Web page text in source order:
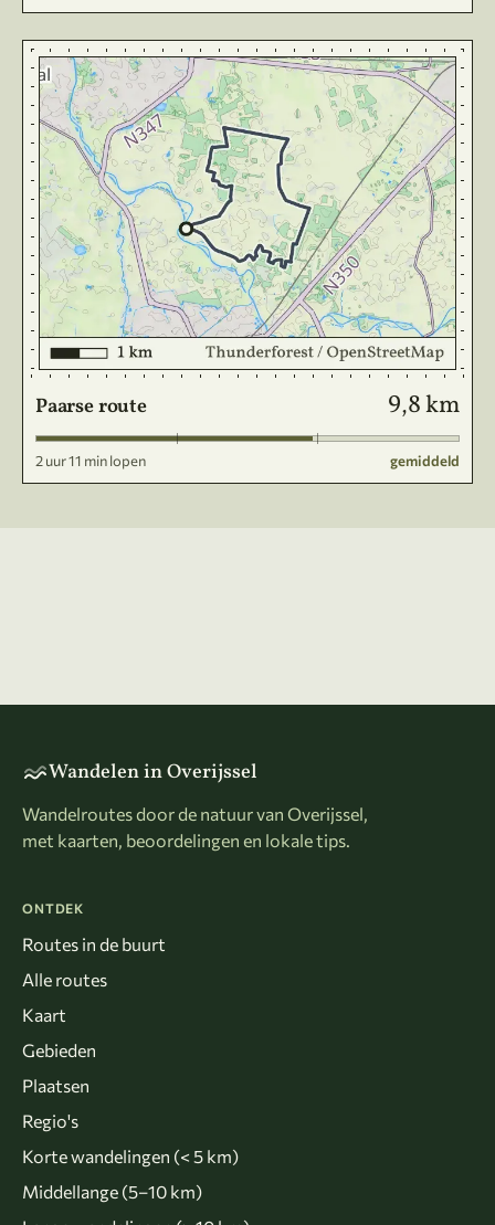
Paarse route 9,8 km
2 uur 11 min lopen gemiddeld
Wandelen in Overijssel
Wandelroutes door de natuur van Overijssel,
met kaarten, beoordelingen en lokale tips.
ONTDEK
Routes in de buurt
Alle routes
Kaart
Gebieden
Plaatsen
Regio's
Korte wandelingen (< 5 km)
Middellange (5–10 km)